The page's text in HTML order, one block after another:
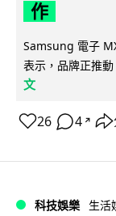
作
Samsung 電子
表示，品牌正推
文
26 4 ↗
科技娛樂 生活